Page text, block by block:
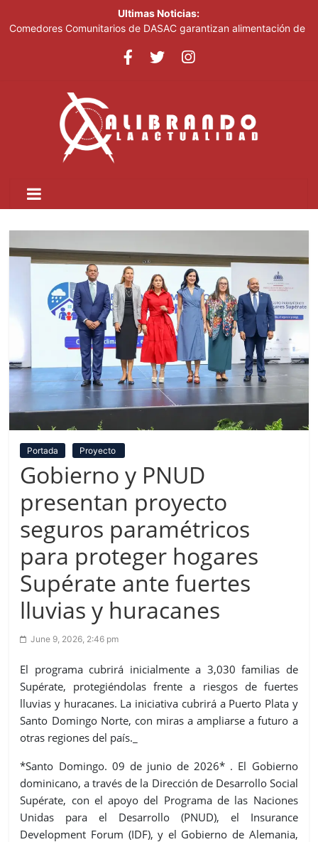
Ultimas Noticias:
Comedores Comunitarios de DASAC garantizan alimentación de
Centroamericanos y del Caribe Santo Domingo 2026
Senado de EE. UU. aprueba nuevo paquete de sanciones a
Italia dice que no acepta ultimátums y mantendrá la suspensión
del Schengen con España
Fransheska Matías gana dos plata en el torneo de pesas de los
Portada Proyecto
Gobierno y PNUD
presentan proyecto
seguros paramétricos
para proteger hogares
Supérate ante fuertes
lluvias y huracanes
June 9, 2026, 2:46 pm
El programa cubrirá inicialmente a 3,030 familias de
Supérate, protegiéndolas frente a riesgos de fuertes
lluvias y huracanes. La iniciativa cubrirá a Puerto Plata y
Santo Domingo Norte, con miras a ampliarse a futuro a
otras regiones del país._
*Santo Domingo. 09 de junio de 2026* . El Gobierno
dominicano, a través de la Dirección de Desarrollo Social
Supérate, con el apoyo del Programa de las Naciones
Unidas para el Desarrollo (PNUD), el Insurance
Development Forum (IDF), y el Gobierno de Alemania,